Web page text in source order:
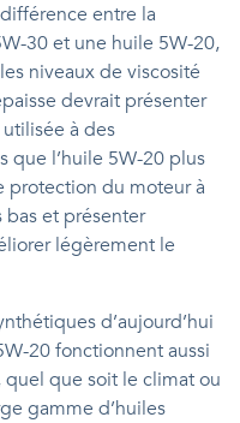
entre la
30 et une huile 5W-20,
niveaux de viscosité
devrait présenter
à des
que l’huile 5W-20 plus
protection du moteur à
et présenter
légèrement le
d’aujourd’hui
20 fonctionnent aussi
que soit le climat ou
gamme d’huiles